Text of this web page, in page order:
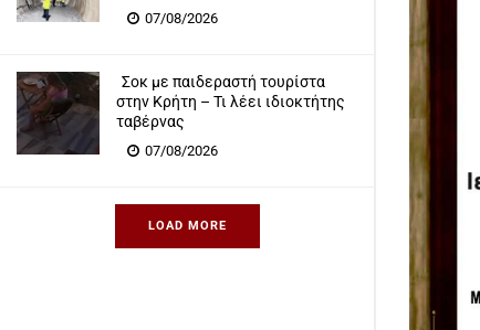
07/08/2026
Σοκ με παιδεραστή τουρίστα
στην Κρήτη – Τι λέει ιδιοκτήτης
ταβέρνας
07/08/2026
LOAD MORE